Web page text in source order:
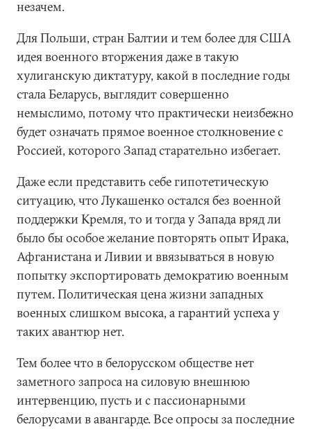
незачем.
Для Польши, стран Балтии и тем более для США
идея военного вторжения даже в такую
хулиганскую диктатуру, какой в последние годы
стала Беларусь, выглядит совершенно
немыслимо, потому что практически неизбежно
будет означать прямое военное столкновение с
Россией, которого Запад старательно избегает.
Даже если представить себе гипотетическую
ситуацию, что Лукашенко остался без военной
поддержки Кремля, то и тогда у Запада вряд ли
было бы особое желание повторять опыт Ирака,
Афганистана и Ливии и ввязываться в новую
попытку экспортировать демократию военным
путем. Политическая цена жизни западных
военных слишком высока, а гарантий успеха у
таких авантюр нет.
Тем более что в белорусском обществе нет
заметного запроса на силовую внешнюю
интервенцию, пусть и с пассионарными
белорусами в авангарде. Все опросы за последние